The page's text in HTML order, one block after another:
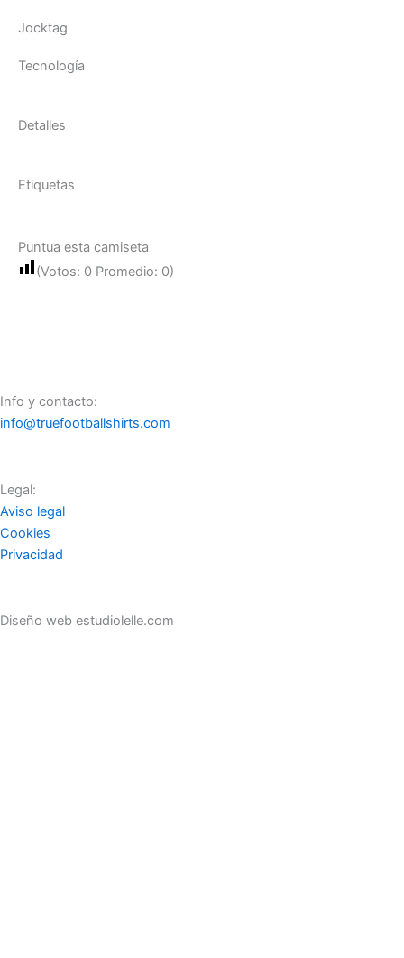
Jocktag
Tecnología
Detalles
Etiquetas
Puntua esta camiseta
(Votos: 0 Promedio: 0)
Info y contacto:
info@truefootballshirts.com
Legal:
Aviso legal
Cookies
Privacidad
Diseño web estudiolelle.com